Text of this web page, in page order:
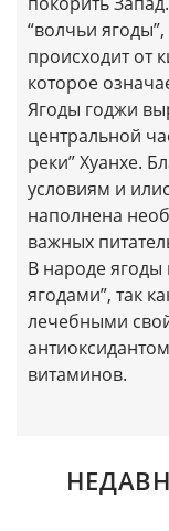
“волчьи
происходит от
которое
Ягоды годжи
центральной
реки” Хуанхе.
условиям и
наполнена
важных
В народе ягоды
ягодами”, так
лечебными
витаминов.